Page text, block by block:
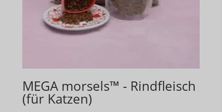
MEGA morsels™ - Rindfleisch
(für Katzen)